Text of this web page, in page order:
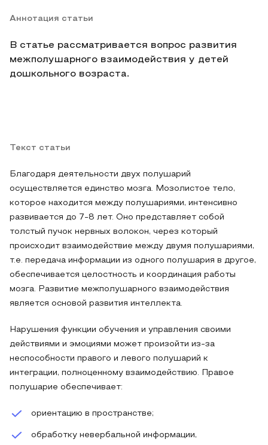
Аннотация статьи
В статье рассматривается вопрос развития
межполушарного взаимодействия у детей
дошкольного возраста.
Текст статьи
Благодаря деятельности двух полушарий
осуществляется единство мозга. Мозолистое тело,
которое находится между полушариями, интенсивно
развивается до 7-8 лет. Оно представляет собой
толстый пучок нервных волокон, через который
происходит взаимодействие между двумя полушариями,
т.е. передача информации из одного полушария в другое,
обеспечивается целостность и координация работы
мозга. Развитие межполушарного взаимодействия
является основой развития интеллекта.
Нарушения функции обучения и управления своими
действиями и эмоциями может произойти из-за
неспособности правого и левого полушарий к
интеграции, полноценному взаимодействию. Правое
полушарие обеспечивает:
ориентацию в пространстве;
обработку невербальной информации,